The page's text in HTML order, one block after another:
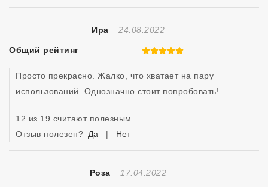
Ира Отзыв Создан
24.08.2022
Общий рейтинг 5 из 5
Просто прекрасно. Жалко, что хватает на пару
использований. Однозначно стоит попробовать!
12 из 19 считают полезным
Отзыв полезен? Да | Нет
Роза Отзыв Создан
17.04.2022